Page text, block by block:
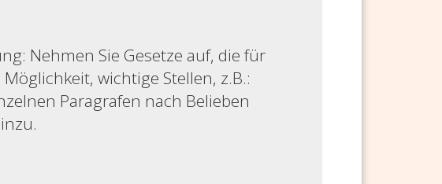
Nehmen Sie Gesetze auf, die für
wichtige Stellen, z.B.:
Paragrafen nach Belieben